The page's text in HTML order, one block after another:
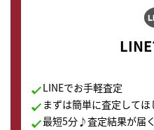
LINEでお手軽査定
まずは簡単に査定してほ
最短5分♪査定結果が届く